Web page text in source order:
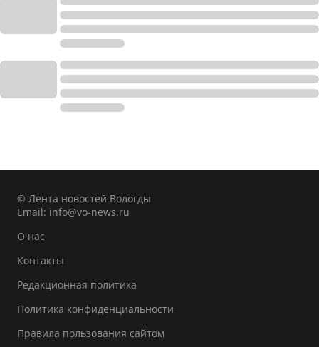
© Лента новостей Вологды
Email: info@vo-news.ru
О нас
Контакты
Редакционная политика
Политика конфиденциальности
Правила пользования сайтом